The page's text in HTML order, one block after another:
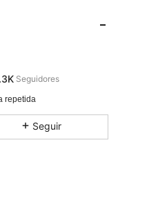
repetida
Seguir